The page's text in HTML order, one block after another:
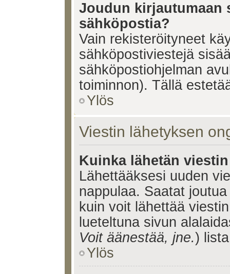
Joudun kirjautumaan
sähköpostia?
Vain rekisteröityneet
sähköpostiviestejä
sähköpostiohjelman
toiminnon). Tällä
Ylös
Viestin lähetyksen
Kuinka lähetän
Lähettääksesi uuden
nappulaa. Saatat
kuin voit lähettää
lueteltuna sivun
Voit äänestää, jne.)
Ylös